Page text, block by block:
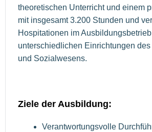
theoretischen Unterricht und einem
mit insgesamt 3.200 Stunden und
Hospitationen im
unterschiedlichen Einrichtungen
und Sozialwesens.
Ziele der Ausbildung:
Verantwortungsvolle